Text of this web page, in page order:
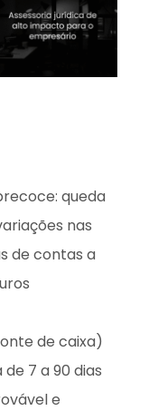
queda
nas
de contas a
de caixa)
7 a 90 dias
e